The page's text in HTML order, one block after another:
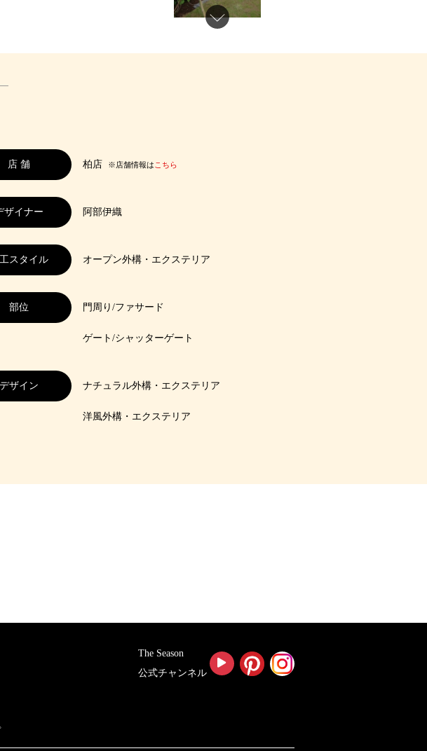
店 舗 柏店 ※店舗情報は こちら
ザイナー 阿部伊織
スタイル オープン外構・エクステリア
部位 門周り/ファサード
ゲート/シャッターゲート
デザイン ナチュラル外構・エクステリア
洋風外構・エクステリア
The Season
公式チャンネル